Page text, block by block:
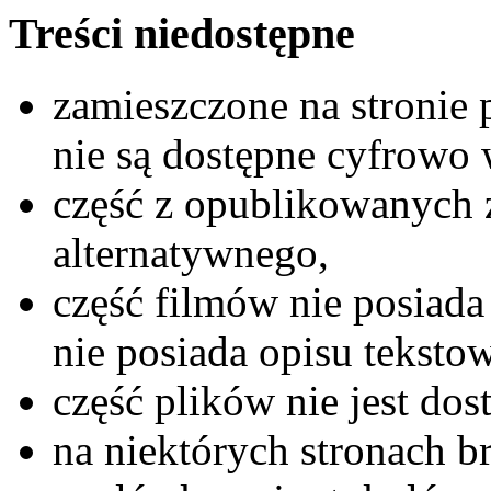
Treści niedostępne
zamieszczone na
nie są dostępne cyfrowo
część z opublikowanych
alternatywnego,
część filmów nie
nie posiada opisu
część plików nie jest
na niektórych stronach